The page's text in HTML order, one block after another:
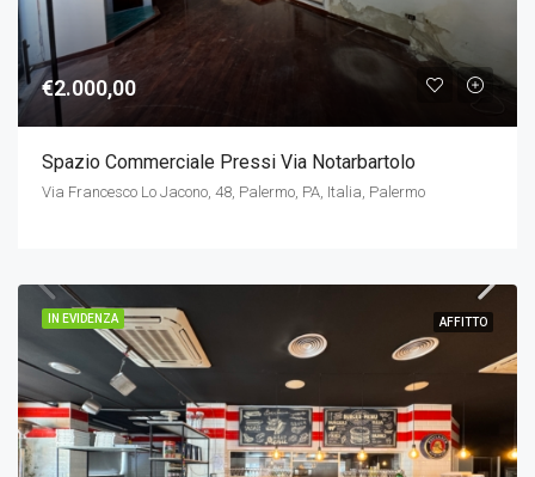
€2.000,00
Spazio Commerciale Pressi Via Notarbartolo
Via Francesco Lo Jacono, 48, Palermo, PA, Italia, Palermo
IN EVIDENZA AFFITTO